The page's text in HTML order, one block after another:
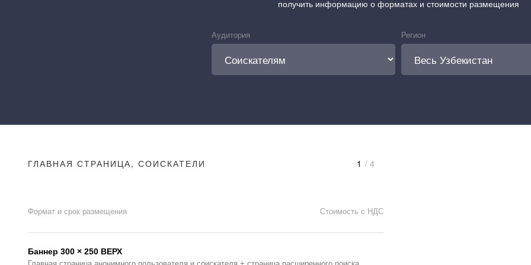
получить информацию о форматах и стоимости размещения
Аудитория Регион
1 / 4
ГЛАВНАЯ СТРАНИЦА, СОИСКАТЕЛИ
Формат и срок размещения Стоимость с НДС
Баннер 300 × 250 ВЕРХ